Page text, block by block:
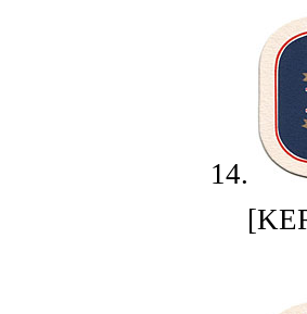
14.